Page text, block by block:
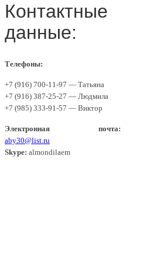
Контактные
данные:
Телефоны:
+7 (916) 700-11-97 — Татьяна
+7 (916) 387-25-27 — Людмила
+7 (985) 333-91-57 — Виктор
Электронная почта:
aby30@list.ru
Skype: almondilaem